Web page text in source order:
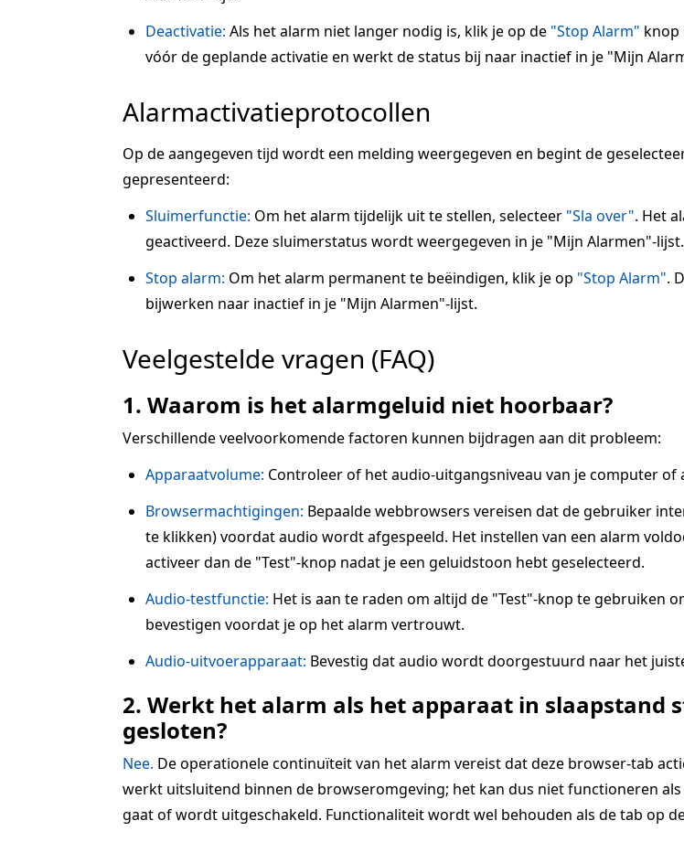
Deactivatie: Als het alarm niet langer nodig is, klik je op de "Stop Alarm" knop
vóór de geplande activatie en werkt de status bij naar inactief in je "Mijn
Alarmactivatieprotocollen
Op de aangegeven tijd wordt een melding weergegeven en begint de
gepresenteerd:
Sluimerfunctie: Om het alarm tijdelijk uit te stellen, selecteer "Sla over". Het
geactiveerd. Deze sluimerstatus wordt weergegeven in je "Mijn Alarmen"-lijst.
Stop alarm: Om het alarm permanent te beëindigen, klik je op "Stop Alarm".
bijwerken naar inactief in je "Mijn Alarmen"-lijst.
Veelgestelde vragen (FAQ)
1. Waarom is het alarmgeluid niet hoorbaar?
Verschillende veelvoorkomende factoren kunnen bijdragen aan dit probleem:
Apparaatvolume: Controleer of het audio-uitgangsniveau van je computer
Browsermachtigingen: Bepaalde webbrowsers vereisen dat de gebruiker
te klikken) voordat audio wordt afgespeeld. Het instellen van een alarm
activeer dan de "Test"-knop nadat je een geluidstoon hebt geselecteerd.
Audio-testfunctie: Het is aan te raden om altijd de "Test"-knop te gebruiken
bevestigen voordat je op het alarm vertrouwt.
Audio-uitvoerapparaat: Bevestig dat audio wordt doorgestuurd naar het
2. Werkt het alarm als het apparaat in slaapstand
gesloten?
Nee. De operationele continuïteit van het alarm vereist dat deze browser-tab
werkt uitsluitend binnen de browseromgeving; het kan dus niet functioneren
gaat of wordt uitgeschakeld. Functionaliteit wordt wel behouden als de tab op